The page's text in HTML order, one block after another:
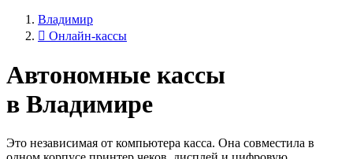
Владимир
Онлайн-кассы
Автономные кассы
в Владимире
Это независимая от компьютера касса. Она совместила в